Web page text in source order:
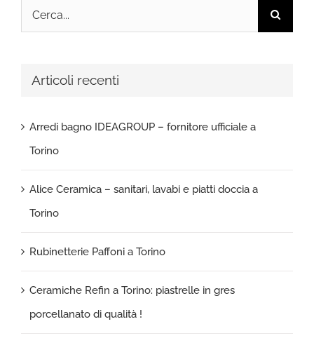
Cerca
per:
Articoli recenti
Arredi bagno IDEAGROUP – fornitore ufficiale a
Torino
Alice Ceramica – sanitari, lavabi e piatti doccia a
Torino
Rubinetterie Paffoni a Torino
Ceramiche Refin a Torino: piastrelle in gres
porcellanato di qualità !